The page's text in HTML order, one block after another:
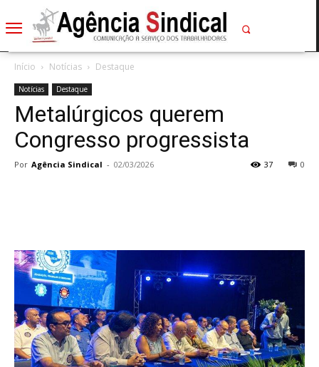
Início Notícias Destaque
Notícias Destaque
Metalúrgicos querem
Congresso progressista
Por Agência Sindical - 02/03/2026 0
37